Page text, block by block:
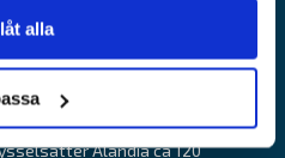
alla
med fokus på marin-, transport
och erbjuder långsiktiga
trygghet, hanterar risk och
på Åland och kontor
Alandia ca 120